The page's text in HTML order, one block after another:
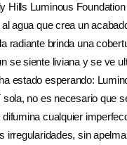
Hills Luminous
agua que crea un
radiante brinda una
se siente liviana y se ve
estado esperando:
no es necesario que
cualquier
irregularidades, sin